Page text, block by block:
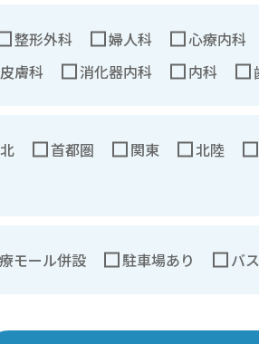
整形外科 婦人科 心療内科
皮膚科 消化器内科 内科
首都圏 関東 北陸
モール併設 駐車場あり バ